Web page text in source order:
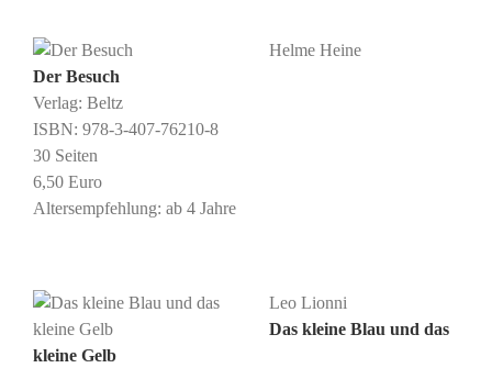
Helme Heine
Der Besuch
Verlag: Beltz
ISBN: 978-3-407-76210-8
30 Seiten
6,50 Euro
Altersempfehlung: ab 4 Jahre
Leo Lionni
Das kleine Blau und das
kleine Gelb